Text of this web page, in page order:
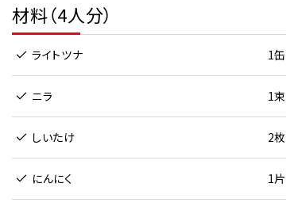
材料（4人分）
ライトツナ 1缶
ニラ 1束
しいたけ 2枚
にんにく 1片